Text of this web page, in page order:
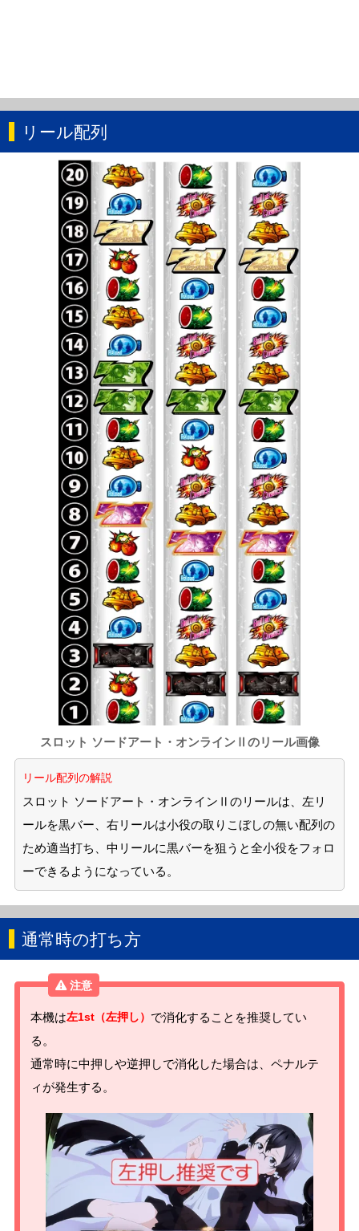
リール配列
スロット ソードアート・オンラインⅡのリール画像
リール配列の解説
スロット ソードアート・オンラインⅡのリールは、左リ
ールを黒バー、右リールは小役の取りこぼしの無い配列の
ため適当打ち、中リールに黒バーを狙うと全小役をフォロ
ーできるようになっている。
通常時の打ち方
本機は左1st（左押し） で消化することを推奨してい
る。
通常時に中押しや逆押しで消化した場合は、ペナルテ
ィが発生する。